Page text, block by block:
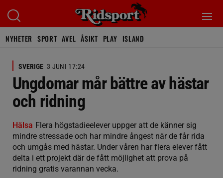
NYHETER SPORT AVEL ÅSIKT PLAY ISLAND
SVERIGE 3 JUNI 17:24
Ungdomar mår bättre av hästar
och ridning
Hälsa Flera högstadieelever uppger att de känner sig
mindre stressade och har mindre ångest när de får rida
och umgås med hästar. Under våren har flera elever fått
delta i ett projekt där de fått möjlighet att prova på
ridning gratis varannan vecka.